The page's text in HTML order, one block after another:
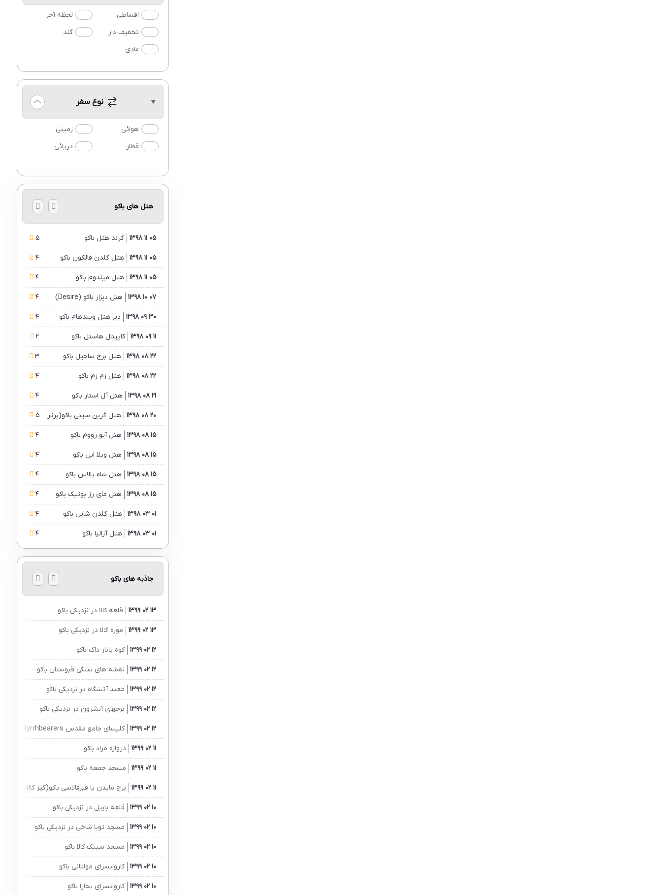
اقساطی
لحظه آخر
تخفیف دار
گلد
عادی
نوع سفر
هوائی
زمینی
قطار
دریائی
هتل های باکو
05 11 1398 گرند هتل باکو 5
05 11 1398 هتل گلدن فالکون باکو 4
05 11 1398 هتل میلدوم باکو 4
07 10 1398 هتل دیزار باکو (Desire) 4
30 09 1398 دیز هتل ویندهام باکو 4
11 09 1398 کاپیتال هاستل باکو 2
22 08 1398 هتل برج ساحیل باکو 3
22 08 1398 هتل زم زم باکو 4
21 08 1398 هتل آل استار باکو 4
20 08 1398 هتل گرین سیتی باکو(برترین هتل )
5
15 08 1398 هتل آیو رووم باکو 4
15 08 1398 هتل ویلا این باکو 4
15 08 1398 هتل شاه پالاس باکو 4
15 08 1398 هتل مای رز بوتیک باکو 4
01 03 1398 هتل گلدن شاین باکو 4
01 03 1398 هتل آزالیا باکو 4
جاذبه های باکو
13 02 1399 قلعه کالا در نزدیکی باکو
13 02 1399 موزه گالا در نزدیکی باکو
12 02 1399 کوه یانار داگ باکو
12 02 1399 نقشه های سنگی قبوستان باکو
12 02 1399 معبد آتشگاه در نزدیکی باکو
12 02 1399 برجهای آبشرون در نزدیکی باکو
12 02 1399 کلیسای جامع مقدس Myrrhbearers باکو
11 02 1399 دروازه مراد باکو
11 02 1399 مسجد جمعه باکو
11 02 1399 برج مایدن یا قیزقالاسی باکو(گیز گالاسی)
10 02 1399 قلعه باییل در نزدیکی باکو
10 02 1399 مسجد توبا شاخی در نزدیکی باکو
10 02 1399 مسجد سینک کالا باکو
10 02 1399 کاروانسرای مولتانی باکو
10 02 1399 کاروانسرای بخارا باکو